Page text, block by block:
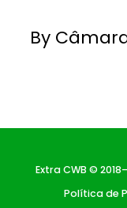
By
Extra CWB ©
Política de